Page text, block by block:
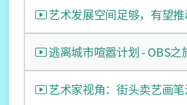
艺术发展空间足够，有望
逃离城市喧嚣计划 - OBS之
艺术家视角：街头卖艺画